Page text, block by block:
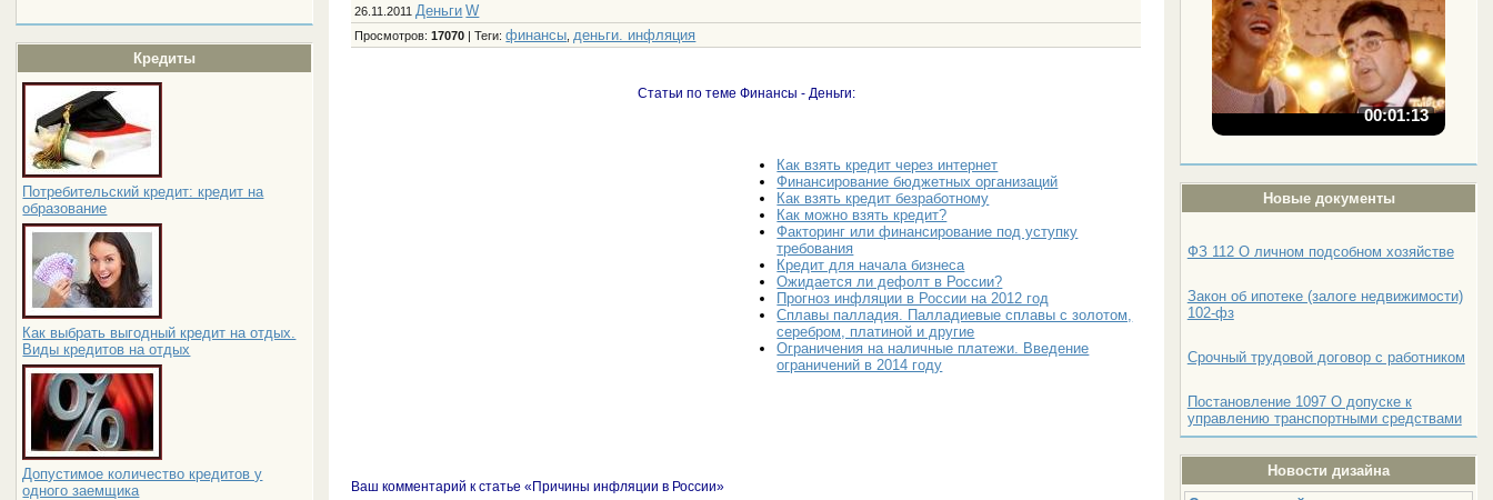
Кредиты
Потребительский кредит: кредит на
образование
Как выбрать выгодный кредит на отдых.
Виды кредитов на отдых
Допустимое количество кредитов у
одного заемщика
00:01:13
Новые документы
ФЗ 112 О личном подсобном хозяйстве
Закон об ипотеке (залоге недвижимости)
102-фз
Срочный трудовой договор с работником
Постановление 1097 О допуске к
управлению транспортными средствами
Новости дизайна
26.11.2011 Деньги W
Просмотров:17070 |Теги:финансы деньги. инфляция
Статьи по теме Финансы - Деньги:
Как взять кредит через интернет
Финансирование бюджетных организаций
Как взять кредит безработному
Как можно взять кредит?
Факторинг или финансирование под уступку
требования
Кредит для начала бизнеса
Ожидается ли дефолт в России?
Прогноз инфляции в России на 2012 год
Сплавы палладия. Палладиевые сплавы с золотом,
серебром, платиной и другие
Ограничения на наличные платежи. Введение
ограничений в 2014 году
Ваш комментарий к статье «Причины инфляции в России»